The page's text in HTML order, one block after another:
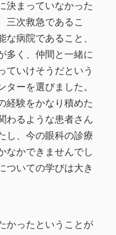
決まっていなかった
三次救急であるこ
な病院であること、
多く、仲間と一緒に
ていけそうだという
ターを選びました。
経験をかなり積めた
わるような患者さん
し、今の眼科の診療
なかできませんでし
ついての学びは大き
かったということが